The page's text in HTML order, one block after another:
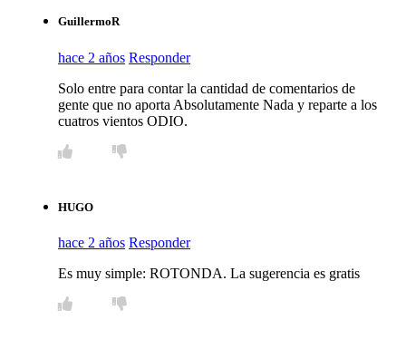
GuillermoR
hace 2 años Responder
Solo entre para contar la cantidad de comentarios de
gente que no aporta Absolutamente Nada y reparte a los
cuatros vientos ODIO.
HUGO
hace 2 años Responder
Es muy simple: ROTONDA. La sugerencia es gratis